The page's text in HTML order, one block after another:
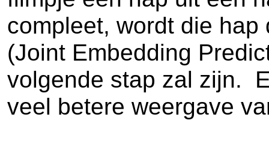
compleet, wordt die
(Joint Embedding
volgende stap zal zijn.
veel betere weergave